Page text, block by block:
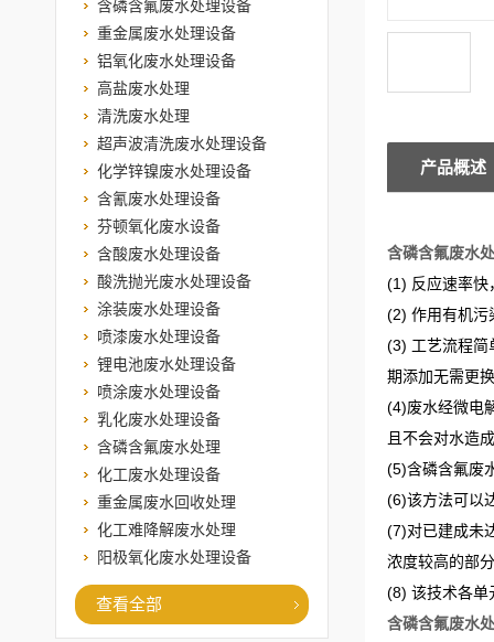
含磷含氟废水处理设备
重金属废水处理设备
铝氧化废水处理设备
高盐废水处理
清洗废水处理
超声波清洗废水处理设备
化学锌镍废水处理设备
含氰废水处理设备
芬顿氧化废水设备
含酸废水处理设备
酸洗抛光废水处理设备
涂装废水处理设备
喷漆废水处理设备
锂电池废水处理设备
喷涂废水处理设备
乳化废水处理设备
含磷含氟废水处理
化工废水处理设备
重金属废水回收处理
化工难降解废水处理
阳极氧化废水处理设备
查看全部
产品概述
含磷含氟废水
(1) 反应速率快
(2) 作用有机污
(3) 工艺流程简
期添加无需更
(4)废水经微电
且不会对水造
(5)含磷含氟废
(6)该方法可以
(7)对已建成未
浓度较高的部
(8) 该技术各单
含磷含氟废水